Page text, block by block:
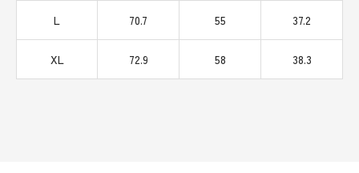
L 70.7 55 37.2
XL 72.9 58 38.3